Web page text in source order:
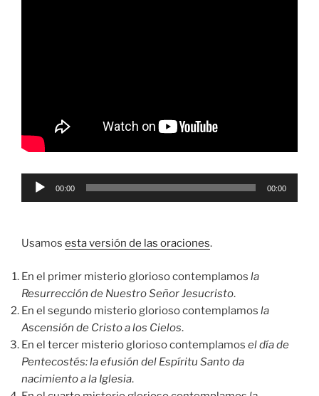
Reproductor
00:00 00:00
Usamos esta versión de las oraciones.
En el primer misterio glorioso contemplamos la
Resurrección de Nuestro Señor Jesucristo.
En el segundo misterio glorioso contemplamos la
Ascensión de Cristo a los Cielos.
En el tercer misterio glorioso contemplamos el día de
Pentecostés: la efusión del Espíritu Santo da
nacimiento a la Iglesia.